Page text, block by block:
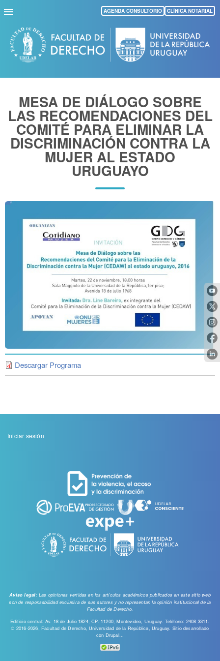
Pasar
al
contenido
principal
AGENDA CONSULTORIO CLÍNICA NOTARIAL
MESA DE DIÁLOGO SOBRE
LAS RECOMENDACIONES DEL
COMITÉ PARA ELIMINAR LA
DISCRIMINACIÓN CONTRA LA
MUJER AL ESTADO
URUGUAYO
Descargar Programa
Menu
Iniciar sesión
Aviso legal: Las opiniones vertidas en los artículos académicos publicados en este sitio web
son de responsabilidad exclusiva de sus autores y no representan la opinión institucional de la
Facultad de Derecho.
Edificio central: Av. 18 de Julio 1824, CP. 11200, Montevideo, Uruguay. Teléfono: 2408 3311.
© 2016-2026, Facultad de Derecho, Universidad de la República, Uruguay. Sitio desarrollado
con Drupal...